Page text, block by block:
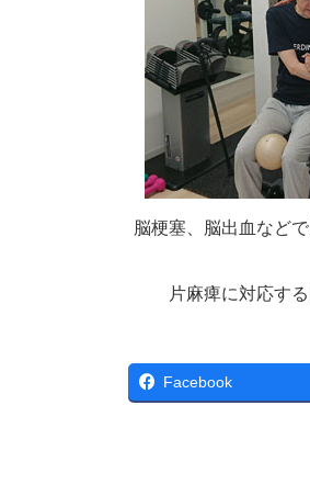
脳梗塞、脳出血など
片麻痺に対応す
Facebook